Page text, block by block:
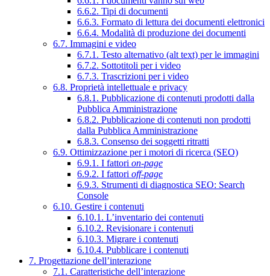
6.6.2. Tipi di documenti
6.6.3. Formato di lettura dei documenti elettronici
6.6.4. Modalità di produzione dei documenti
6.7. Immagini e video
6.7.1. Testo alternativo (alt text) per le immagini
6.7.2. Sottotitoli per i video
6.7.3. Trascrizioni per i video
6.8. Proprietà intellettuale e privacy
6.8.1. Pubblicazione di contenuti prodotti dalla
Pubblica Amministrazione
6.8.2. Pubblicazione di contenuti non prodotti
dalla Pubblica Amministrazione
6.8.3. Consenso dei soggetti ritratti
6.9. Ottimizzazione per i motori di ricerca (SEO)
6.9.1. I fattori on-page
6.9.2. I fattori off-page
6.9.3. Strumenti di diagnostica SEO: Search
Console
6.10. Gestire i contenuti
6.10.1. L’inventario dei contenuti
6.10.2. Revisionare i contenuti
6.10.3. Migrare i contenuti
6.10.4. Pubblicare i contenuti
7. Progettazione dell’interazione
7.1. Caratteristiche dell’interazione